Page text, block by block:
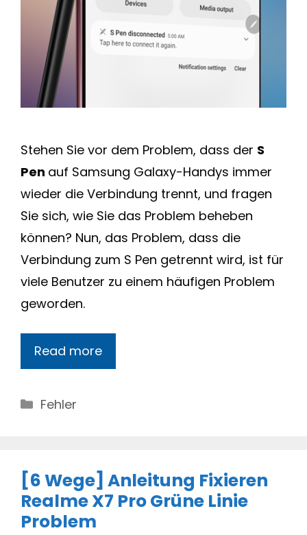
Stehen Sie vor dem Problem, dass der S
Pen auf Samsung Galaxy-Handys immer
wieder die Verbindung trennt, und fragen
Sie sich, wie Sie das Problem beheben
können? Nun, das Problem, dass die
Verbindung zum S Pen getrennt wird, ist für
viele Benutzer zu einem häufigen Problem
geworden.
Read more
Categories
Fehler
[6 Wege] Anleitung Fixieren
Realme X7 Pro Grüne Linie
Problem